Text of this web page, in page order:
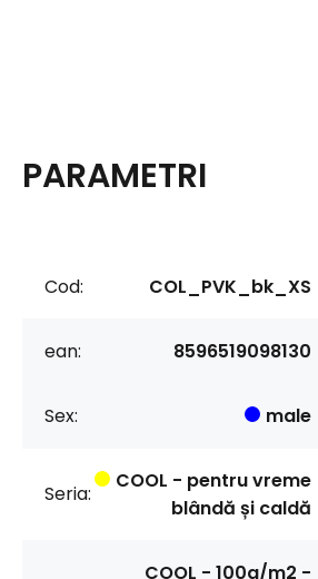
PARAMETRI
Cod: COL_PVK_bk_XS
ean: 8596519098130
Sex: male
Seria:
COOL - pentru vreme
blândă și caldă
COOL - 100g/m2 -